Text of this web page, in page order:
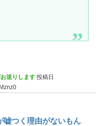
送りします 投稿日
嘘つく理由がないもん